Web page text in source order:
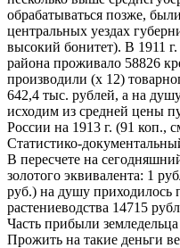
обрабатываться позже,
центральных уездах
высокий бонитет). В 1911
района проживало 58826
производили (х 12)
642,4 тыс. рублей, а на
исходим из средней цены
России на 1913 г. (91 коп.,
Статистико-
В пересчете на
золотого эквивалента: 1
руб.) на душу
растениеводства 14715
Часть прибыли
Прожить на такие деньги